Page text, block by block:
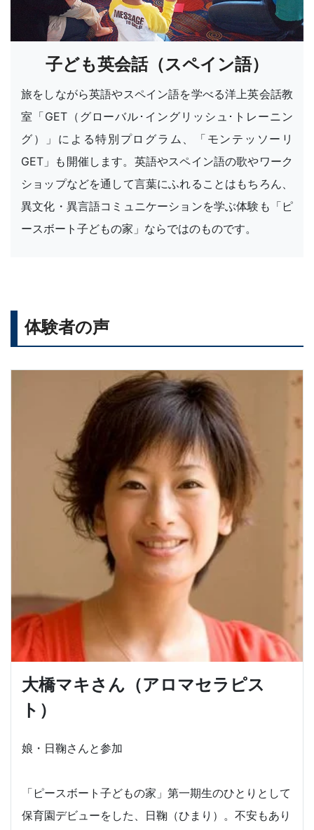
子ども英会話（スペイン語）
旅をしながら英語やスペイン語を学べる洋上英会話教
室「GET（グローバル･イングリッシュ･トレーニン
グ）」による特別プログラム、「モンテッソーリ
GET」も開催します。英語やスペイン語の歌やワーク
ショップなどを通して言葉にふれることはもちろん、
異文化・異言語コミュニケーションを学ぶ体験も「ピ
ースボート子どもの家」ならではのものです。
体験者の声
大橋マキさん（アロマセラピス
ト）
娘・日鞠さんと参加
「ピースボート子どもの家」第一期生のひとりとして
保育園デビューをした、日鞠（ひまり）。不安もあり